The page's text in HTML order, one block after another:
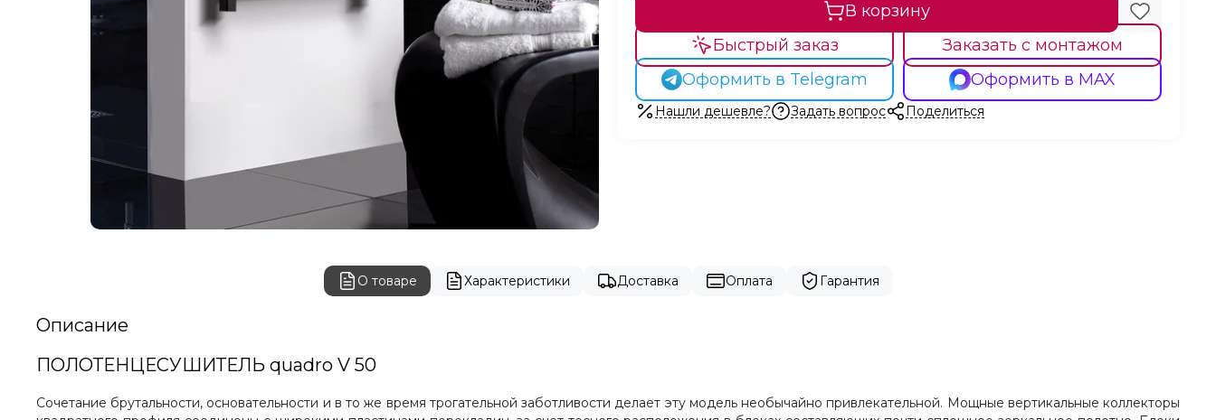
В корзину
Быстрый заказ
Заказать с монтажом
Оформить в Telegram
Оформить в MAX
Нашли дешевле? Задать вопрос Поделиться
О товаре Характеристики Доставка Оплата Гарантия
Описание
ПОЛОТЕНЦЕСУШИТЕЛЬ quadro V 50
Сочетание брутальности, основательности и в то же время трогательной заботливости делает эту модель необычайно привлекательной. Мощные вертикальные коллекторы